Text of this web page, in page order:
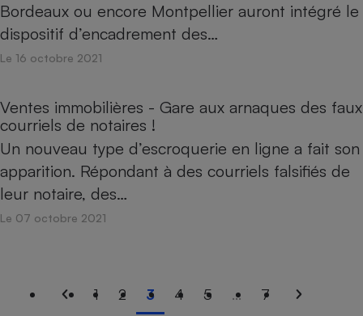
Bordeaux ou encore Montpellier auront intégré le
dispositif d’encadrement des…
Le 16 octobre 2021
Ventes immobilières - Gare aux arnaques des faux
courriels de notaires !
Un nouveau type d’escroquerie en ligne a fait son
apparition. Répondant à des courriels falsifiés de
leur notaire, des…
Le 07 octobre 2021
1 2 3 4 5 ... 7